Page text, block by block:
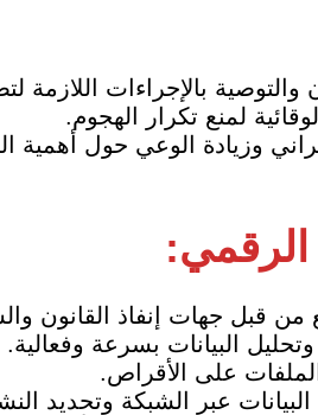
بالإجراءات اللازمة
لمنع تكرار الهجوم.
وزيادة الوعي حول أهمية
الرقمي:
من قبل جهات إنفاذ القانون
وتحليل البيانات بسرعة وفعالية.
على الأقراص.
عبر الشبكة وتحديد